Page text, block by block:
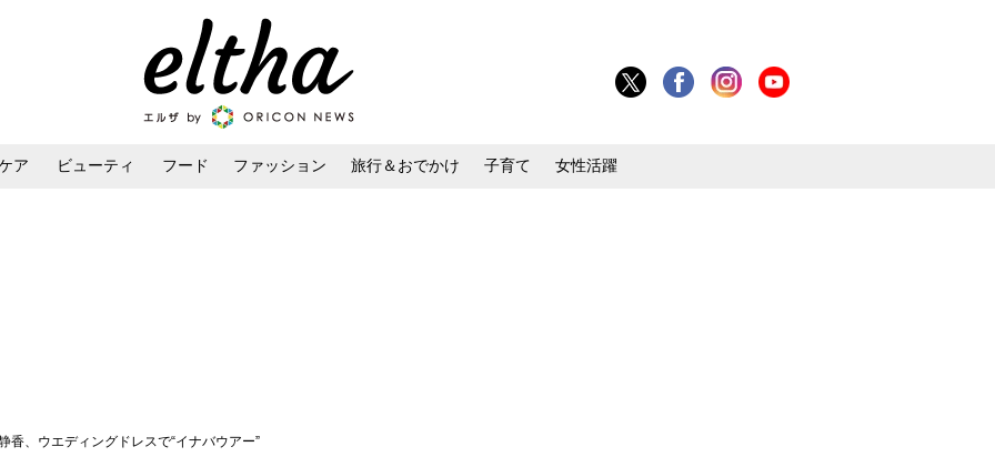
ア ビューティ フード ファッション 旅行＆おでかけ 子育て 女性活躍
、ウエディングドレスで“イナバウアー”